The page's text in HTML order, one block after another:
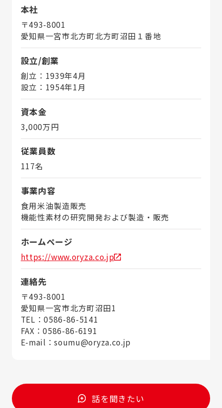
本社
〒493-8001
愛知県一宮市北方町北方町沼田１番地
設立/創業
創立：1939年4月
設立：1954年1月
資本金
3,000万円
従業員数
117名
事業内容
食用米油製造販売
機能性素材の研究開発および製造・販売
ホームページ
https://www.oryza.co.jp
連絡先
〒493-8001
愛知県一宮市北方町沼田1
TEL：0586-86-5141
FAX：0586-86-6191
E-mail：soumu@oryza.co.jp
話を聞きたい